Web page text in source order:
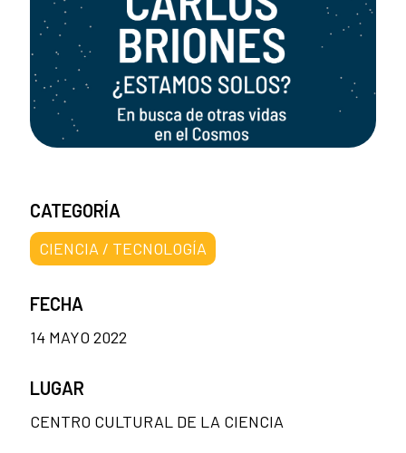
CATEGORÍA
CIENCIA / TECNOLOGÍA
FECHA
14 MAYO 2022
LUGAR
CENTRO CULTURAL DE LA CIENCIA